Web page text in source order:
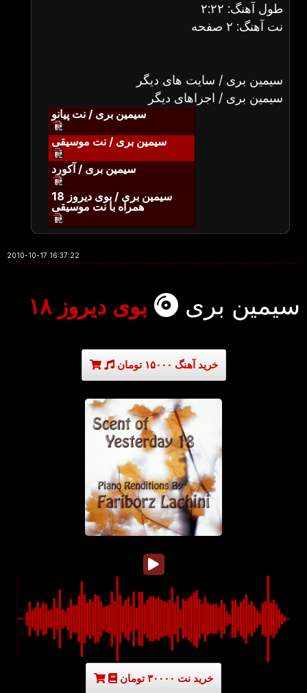
طول آهنگ: ۲:۲۲
نت آهنگ: ۲ صفحه
سیمین بری / سایت های دیگر
سیمین بری / اجراهای دیگر
سیمین بری / نت پیانو
سیمین بری / نت موسیقی
سیمین بری / آکورد
سیمین بری / بوی دیروز 18
همراه با نت موسیقی
2010-10-17 16:37:22
سیمین بری بوی دیروز ۱۸
خرید آهنگ ۱۵۰۰۰ تومان
خرید نت ۳۰۰۰۰ تومان